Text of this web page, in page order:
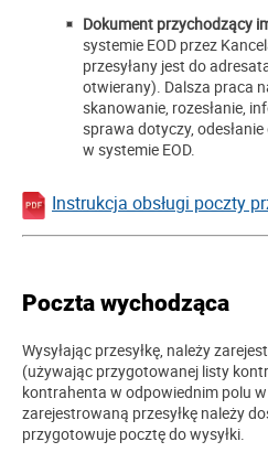
Dokument przychodzący
systemie EOD przez
przesyłany jest do
otwierany). Dalsza praca
skanowanie, rozesłanie,
sprawa dotyczy,
w systemie EOD.
Instrukcja obsługi poczty
Poczta wychodząca
Wysyłając przesyłkę, należy
(używając przygotowanej listy
kontrahenta w odpowiednim polu
zarejestrowaną przesyłkę należy
przygotowuje pocztę do wysyłki.